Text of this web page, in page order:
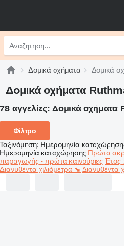
Δομικά οχήματα Δομικά
Δομικά οχήματα
78 αγγελίες: Δομικά οχήματα
Φίλτρο
Ταξινόμηση: Ημερομηνία
Ημερομηνία καταχώρησης Πρώτα
παραγωγής - πρώτα καινούριες Έτος
Διανυθέντα χιλιόμετρα ⬊ Διανυθέντα